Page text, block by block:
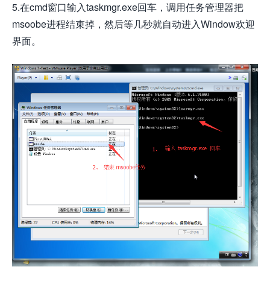
5.在cmd窗口输入taskmgr.exe回车，调用任务管理器把
msoobe进程结束掉，然后等几秒就自动进入Window欢迎
界面。